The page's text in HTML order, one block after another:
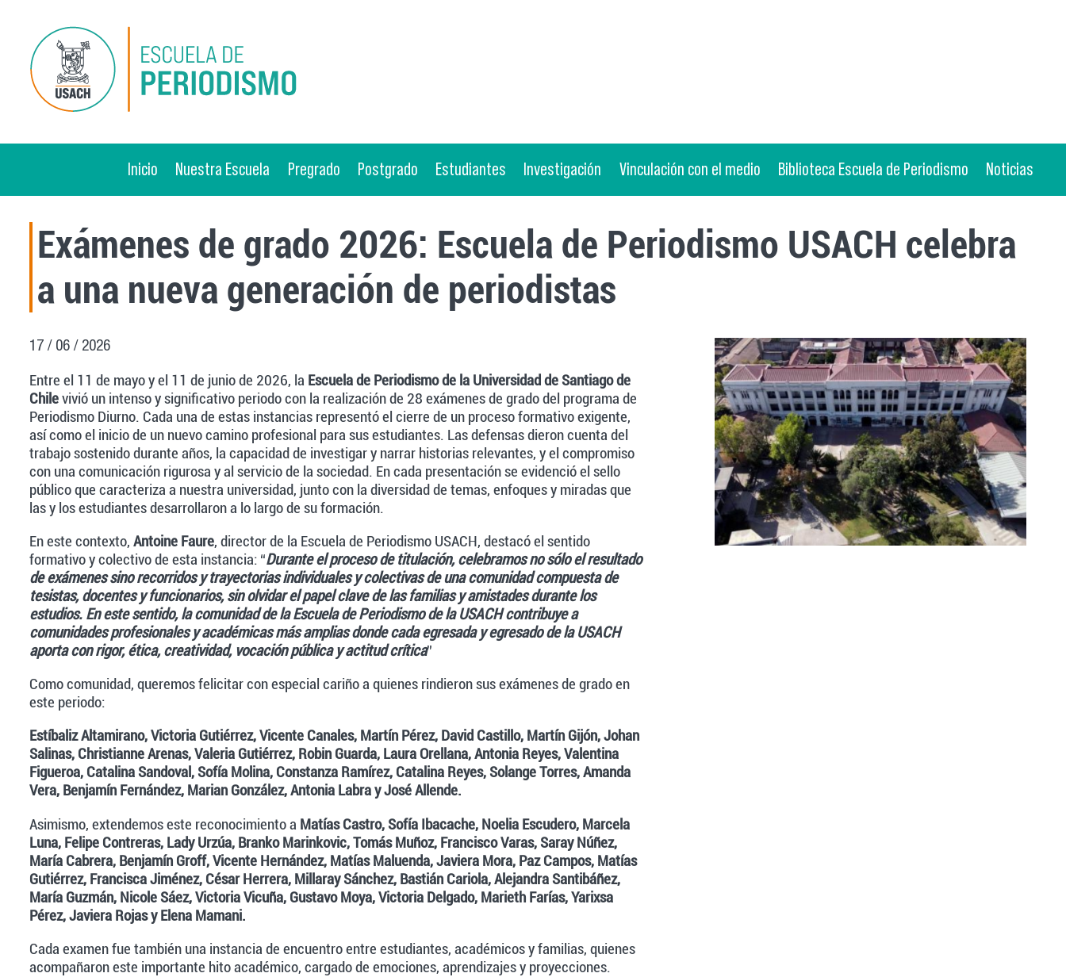
Inicio Nuestra Escuela Pregrado Postgrado Estudiantes Investigación Vinculación con el medio Biblioteca Escuela de Periodismo Noticias
Exámenes de grado 2026: Escuela de Periodismo USACH celebra
a una nueva generación de periodistas
17 / 06 / 2026
Entre el 11 de mayo y el 11 de junio de 2026, la Escuela de Periodismo de la Universidad de Santiago de
Chilevivió un intenso y significativo periodo con la realización de 28 exámenes de grado del programa de
Periodismo Diurno. Cada una de estas instancias representó el cierre de un proceso formativo exigente,
así como el inicio de un nuevo camino profesional para sus estudiantes. Las defensas dieron cuenta del
trabajo sostenido durante años, la capacidad de investigar y narrar historias relevantes, y el compromiso
con una comunicación rigurosa y al servicio de la sociedad. En cada presentación se evidenció el sello
público que caracteriza a nuestra universidad, junto con la diversidad de temas, enfoques y miradas que
las y los estudiantes desarrollaron a lo largo de su formación.
En este contexto, Antoine Faure, director de la Escuela de Periodismo USACH, destacó el sentido
formativo y colectivo de esta instancia: “Durante el proceso de titulación, celebramos no sólo el resultado
de exámenes sino recorridos y trayectorias individuales y colectivas de una comunidad compuesta de
tesistas, docentes y funcionarios, sin olvidar el papel clave de las familias y amistades durante los
estudios. En este sentido, la comunidad de la Escuela de Periodismo de la USACH contribuye a
comunidades profesionales y académicas más amplias donde cada egresada y egresado de la USACH
aporta con rigor, ética, creatividad, vocación pública y actitud crítica”
Como comunidad, queremos felicitar con especial cariño a quienes rindieron sus exámenes de grado en
este periodo:
Estíbaliz Altamirano, Victoria Gutiérrez, Vicente Canales, Martín Pérez, David Castillo, Martín Gijón, Johan
Salinas, Christianne Arenas, Valeria Gutiérrez, Robin Guarda, Laura Orellana, Antonia Reyes, Valentina
Figueroa, Catalina Sandoval, Sofía Molina, Constanza Ramírez, Catalina Reyes, Solange Torres, Amanda
Vera, Benjamín Fernández, Marian González, Antonia Labra y José Allende.
Asimismo, extendemos este reconocimiento a Matías Castro, Sofía Ibacache, Noelia Escudero, Marcela
Luna, Felipe Contreras, Lady Urzúa, Branko Marinkovic, Tomás Muñoz, Francisco Varas, Saray Núñez,
María Cabrera, Benjamín Groff, Vicente Hernández, Matías Maluenda, Javiera Mora, Paz Campos, Matías
Gutiérrez, Francisca Jiménez, César Herrera, Millaray Sánchez, Bastián Cariola, Alejandra Santibáñez,
María Guzmán, Nicole Sáez, Victoria Vicuña, Gustavo Moya, Victoria Delgado, Marieth Farías, Yarixsa
Pérez, Javiera Rojas y Elena Mamani.
Cada examen fue también una instancia de encuentro entre estudiantes, académicos y familias, quienes
acompañaron este importante hito académico, cargado de emociones, aprendizajes y proyecciones.